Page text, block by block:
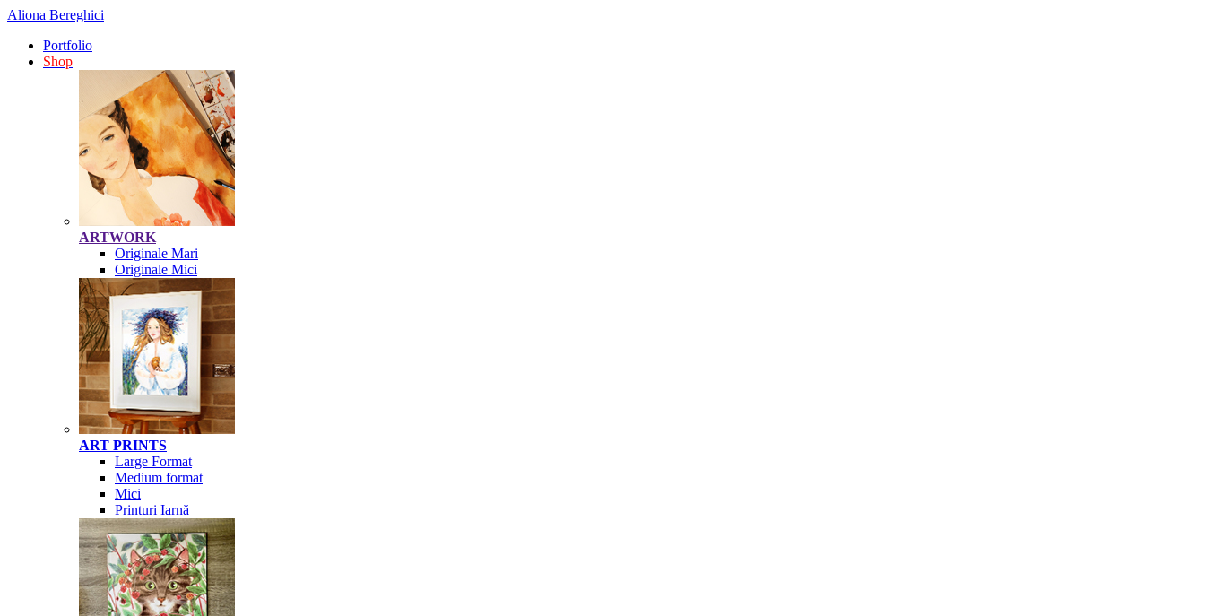
Aliona Bereghici
Portfolio
Shop
ARTWORK
Originale Mari
Originale Mici
ART PRINTS
Large Format
Medium format
Mici
Printuri Iarnă